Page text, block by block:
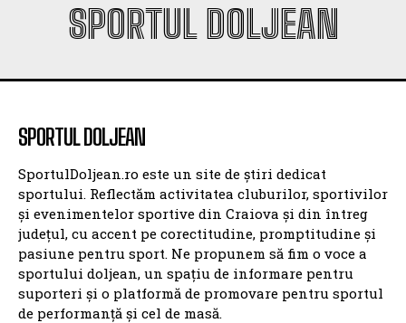
SPORTUL DOLJEAN
SPORTUL DOLJEAN
SportulDoljean.ro este un site de știri dedicat
sportului. Reflectăm activitatea cluburilor, sportivilor
și evenimentelor sportive din Craiova și din întreg
județul, cu accent pe corectitudine, promptitudine și
pasiune pentru sport. Ne propunem să fim o voce a
sportului doljean, un spațiu de informare pentru
suporteri și o platformă de promovare pentru sportul
de performanță și cel de masă.